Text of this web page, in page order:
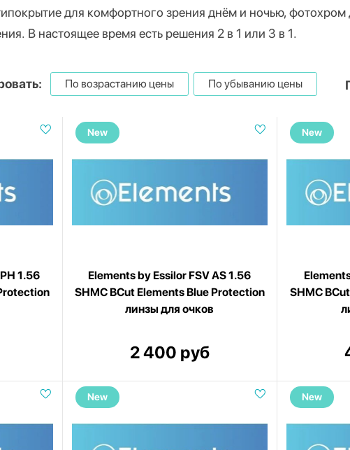
для комфортного зрения днём и ночью,
В настоящее время есть решения 2 в 1 или 3 в 1.
По возрастанию цены По убыванию цены
1.56
New
Elements by Essilor FSV AS 1.56
SHMC BCut Elements Blue Protection
линзы для очков
2 400 руб
New
SHMC
New New